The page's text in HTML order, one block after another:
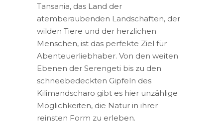
Tansania, das Land der
atemberaubenden Landschaften, der
wilden Tiere und der herzlichen
Menschen, ist das perfekte Ziel für
Abenteuerliebhaber. Von den weiten
Ebenen der Serengeti bis zu den
schneebedeckten Gipfeln des
Kilimandscharo gibt es hier unzählige
Möglichkeiten, die Natur in ihrer
reinsten Form zu erleben.